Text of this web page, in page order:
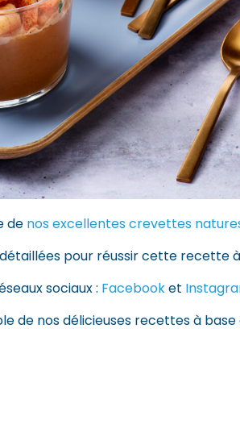
de nos excellentes crevettes
pour réussir cette recette
sociaux : Facebooket
de nos délicieuses recettes à